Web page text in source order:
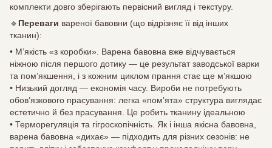
комплекти довго зберігають первісний вигляд і текстуру.
🔹 Переваги вареної бавовни (що відрізняє її від інших
тканин):
• М’якість «з коробки». Варена бавовна вже відчувається
ніжною після першого дотику — це результат заводської варки
та пом’якшення, і з кожним циклом прання стає ще мʼякшою
• Низький догляд — економія часу. Вироби не потребують
обов’язкового прасування: легка «пом’ята» структура виглядає
естетично й без прасування. Це робить тканину ідеальною
• Терморегуляція та гігроскопічність. Як і інша якісна бавовна,
варена бавовна «дихає» — підходить для різних сезонів: не